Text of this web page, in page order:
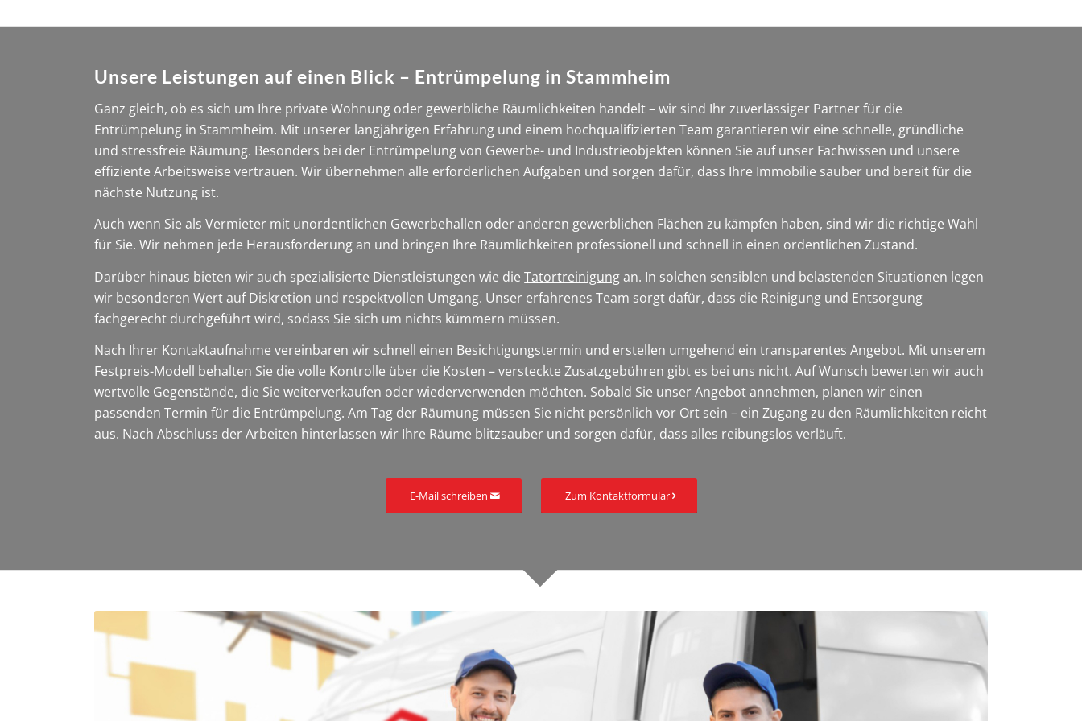
Unsere Leistungen auf einen Blick – Entrümpelung in Stammheim
Ganz gleich, ob es sich um Ihre private Wohnung oder gewerbliche Räumlichkeiten handelt – wir sind Ihr zuverlässiger Partner für die
Entrümpelung in Stammheim. Mit unserer langjährigen Erfahrung und einem hochqualifizierten Team garantieren wir eine schnelle, gründliche
und stressfreie Räumung. Besonders bei der Entrümpelung von Gewerbe- und Industrieobjekten können Sie auf unser Fachwissen und unsere
effiziente Arbeitsweise vertrauen. Wir übernehmen alle erforderlichen Aufgaben und sorgen dafür, dass Ihre Immobilie sauber und bereit für die
nächste Nutzung ist.
Auch wenn Sie als Vermieter mit unordentlichen Gewerbehallen oder anderen gewerblichen Flächen zu kämpfen haben, sind wir die richtige Wahl
für Sie. Wir nehmen jede Herausforderung an und bringen Ihre Räumlichkeiten professionell und schnell in einen ordentlichen Zustand.
Darüber hinaus bieten wir auch spezialisierte Dienstleistungen wie dieTatortreinigungan. In solchen sensiblen und belastenden Situationen legen
wir besonderen Wert auf Diskretion und respektvollen Umgang. Unser erfahrenes Team sorgt dafür, dass die Reinigung und Entsorgung
fachgerecht durchgeführt wird, sodass Sie sich um nichts kümmern müssen.
Nach Ihrer Kontaktaufnahme vereinbaren wir schnell einen Besichtigungstermin und erstellen umgehend ein transparentes Angebot. Mit unserem
Festpreis-Modell behalten Sie die volle Kontrolle über die Kosten – versteckte Zusatzgebühren gibt es bei uns nicht. Auf Wunsch bewerten wir auch
wertvolle Gegenstände, die Sie weiterverkaufen oder wiederverwenden möchten. Sobald Sie unser Angebot annehmen, planen wir einen
passenden Termin für die Entrümpelung. Am Tag der Räumung müssen Sie nicht persönlich vor Ort sein – ein Zugang zu den Räumlichkeiten reicht
aus. Nach Abschluss der Arbeiten hinterlassen wir Ihre Räume blitzsauber und sorgen dafür, dass alles reibungslos verläuft.
E-Mail schreiben Zum Kontaktformular